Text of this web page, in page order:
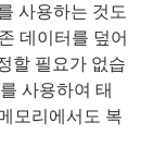
사용하는 것도
데이터를 덮어
할 필요가 없습
사용하여 태
모리에서도 복